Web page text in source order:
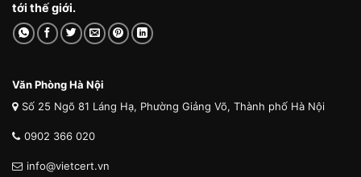
tới thế giới.
Văn Phòng Hà Nội
Số 25 Ngõ 81 Láng Hạ, Phường Giảng Võ, Thành phố Hà Nội
0902 366 020
info@vietcert.vn